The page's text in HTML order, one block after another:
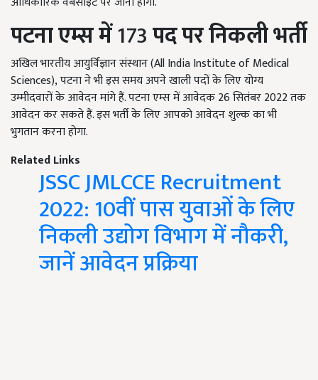
पटना एम्स में173पद पर निकली भर्ती
अखिल भारतीय आयुर्विज्ञान संस्थान (All India Institute of Medical
Sciences), पटना ने भी इस समय अपने खाली पदों के लिए योग्य
उम्मीदवारों के आवेदन मांगे हैं. पटना एम्स में आवेदक 26सितंबर2022तक
आवेदन कर सकते हैं. इस भर्ती के लिए आपको आवेदन शुल्क का भी
भुगतान करना होगा.
Related Links
JSSC JMLCCE Recruitment
2022: 10वीं पास युवाओं के लिए
निकली उद्योग विभाग में नौकरी,
जानें आवेदन प्रक्रिया